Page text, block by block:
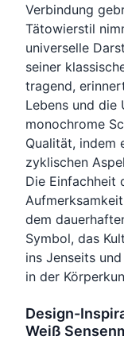
Verbindung
Tätowierstil
universelle
seiner
tragend,
Lebens und die
monochrome
Qualität, indem
zyklischen
Die Einfachheit
dem
Symbol, das
ins Jenseits
in der
Design-
Weiß